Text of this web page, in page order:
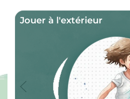
Jouer à l'extérieur